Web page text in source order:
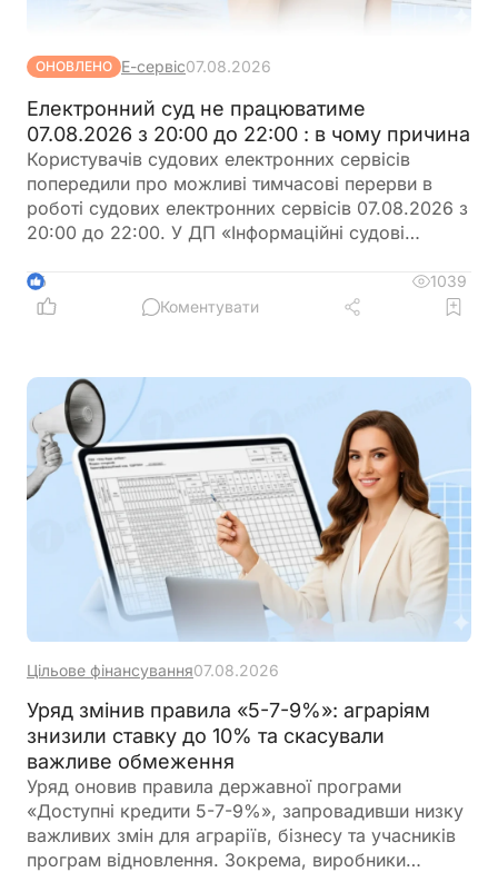
ОНОВЛЕНО Е-сервіс07.08.2026
Електронний суд не працюватиме
07.08.2026 з 20:00 до 22:00 : в чому причина
Користувачів судових електронних сервісів
попередили про можливі тимчасові перерви в
роботі судових електронних сервісів 07.08.2026 з
20:00 до 22:00. У ДП «Інформаційні судові
час планування роботи із сервісами
6
1039
Коментувати
Цільове фінансування07.08.2026
Уряд змінив правила «5-7-9%»: аграріям
знизили ставку до 10% та скасували
важливе обмеження
Уряд оновив правила державної програми
«Доступні кредити 5-7-9%», запровадивши низку
важливих змін для аграріїв, бізнесу та учасників
програм відновлення. Зокрема, виробники